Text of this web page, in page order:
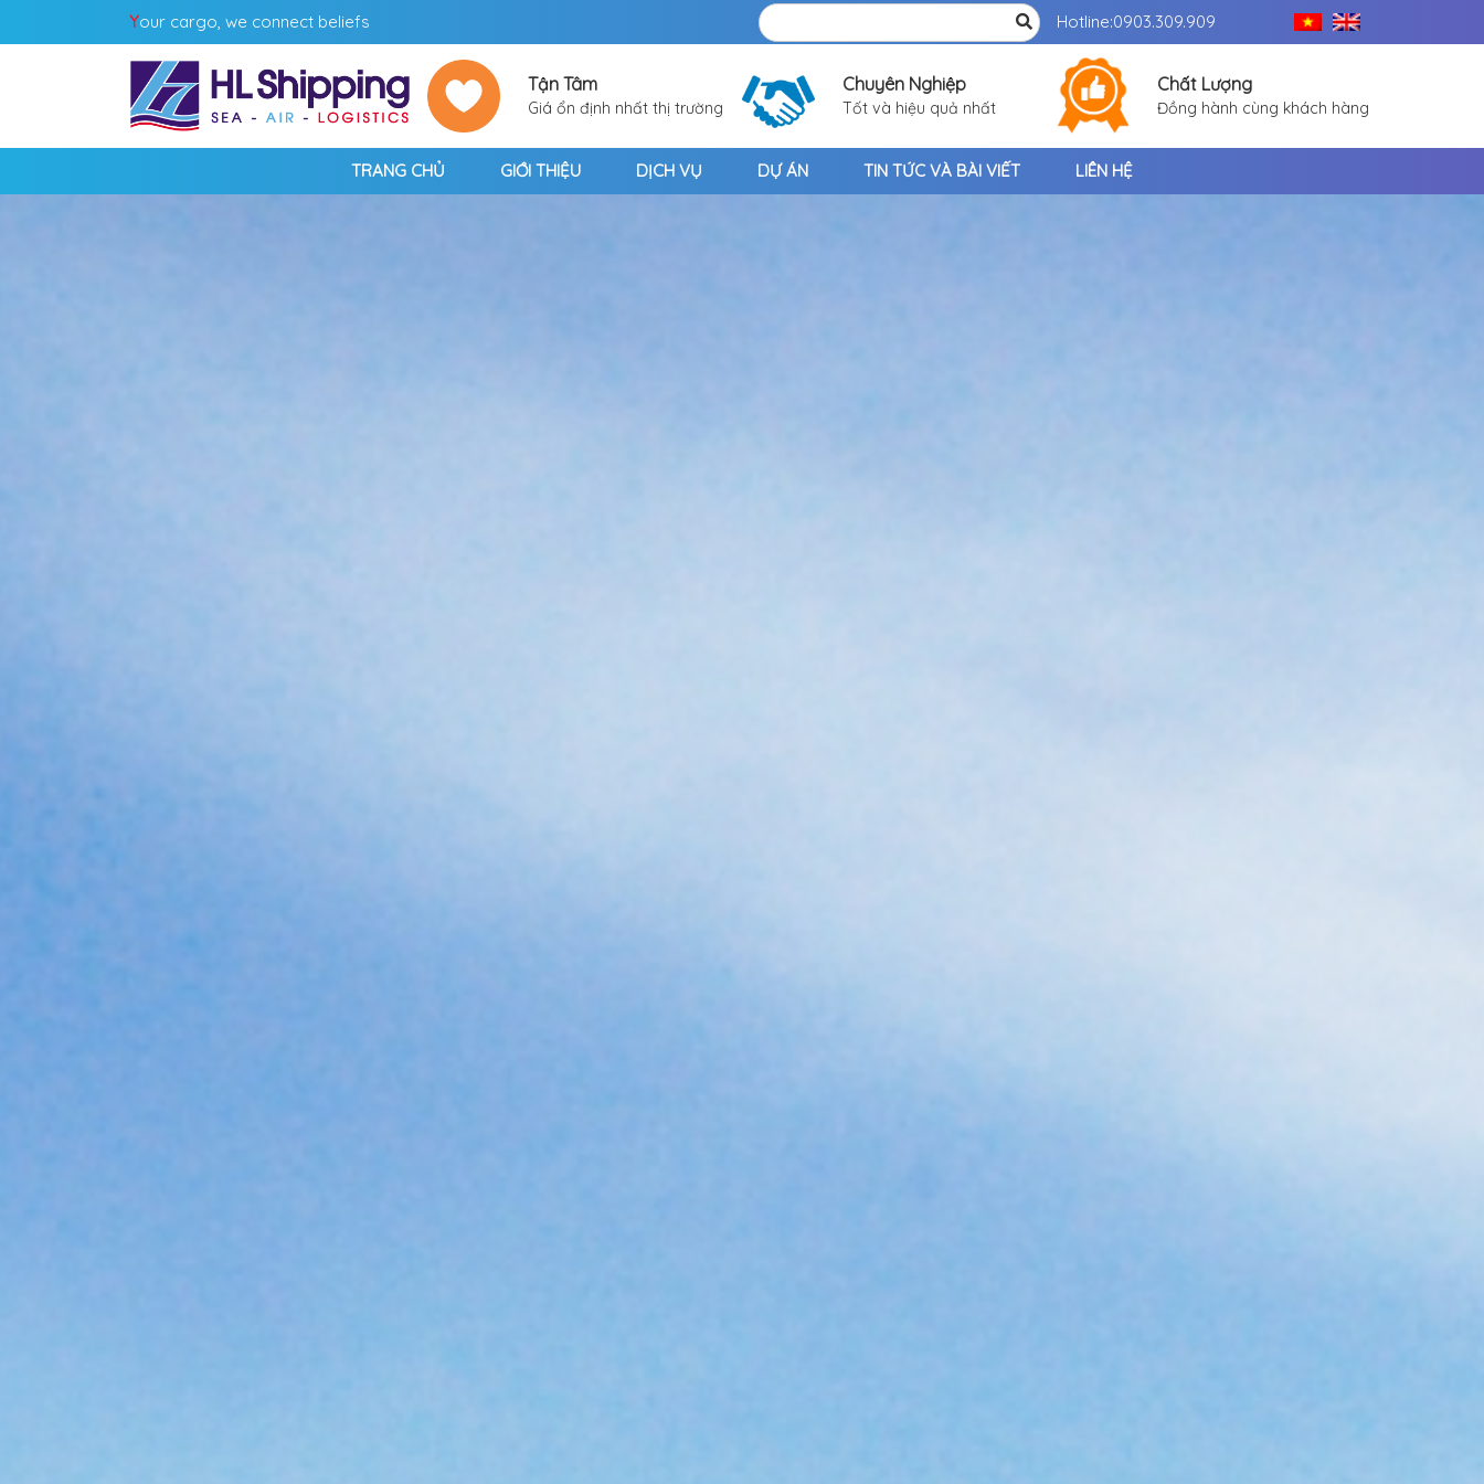
Your cargo, we connect beliefs Hotline:0903.309.909
Tận Tâm
Giá ổn định nhất thị trường
Chuyên Nghiệp
Tốt và hiệu quả nhất
Chất Lượng
Đồng hành cùng khách hàng
TRANG CHỦ GIỚI THIỆU DỊCH VỤ DỰ ÁN TIN TỨC VÀ BÀI VIẾT LIÊN HỆ